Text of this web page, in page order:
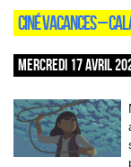
CINÉ VACANCES –
MERCREDI 17 AVRIL